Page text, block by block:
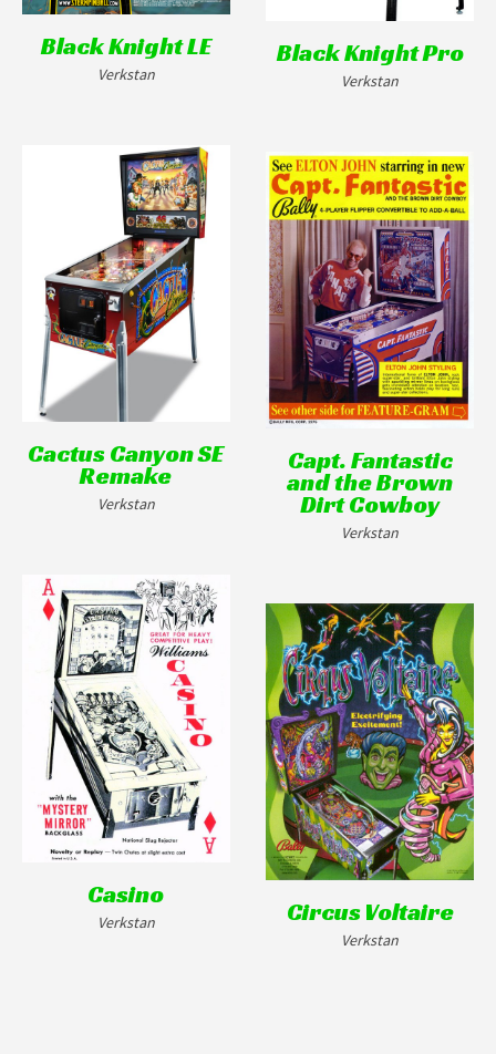
Black Knight LE
Verkstan
Black Knight Pro
Verkstan
Cactus Canyon SE
Remake
Verkstan
Capt. Fantastic
and the Brown
Dirt Cowboy
Verkstan
Casino
Verkstan Circus Voltaire
Verkstan